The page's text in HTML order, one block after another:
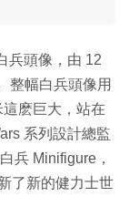
兵頭像，由 12
整幅白兵頭像用
麽巨大，站在
系列設計總監
兵 Minifigure，
了新的健力士世